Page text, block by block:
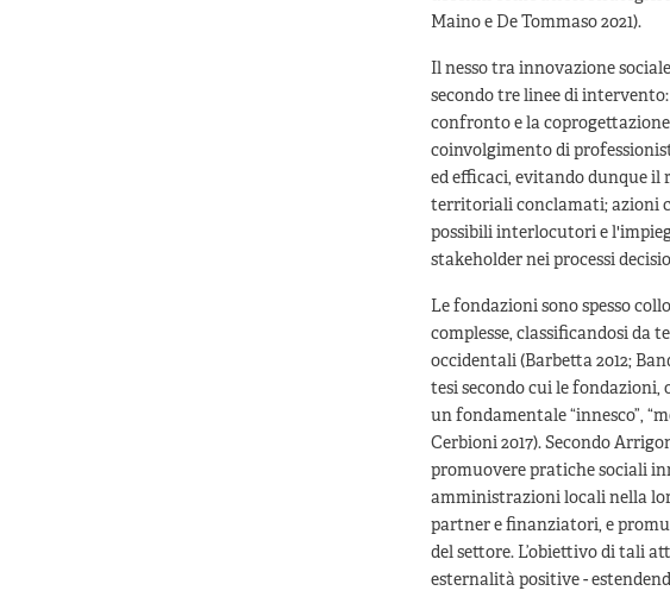
Maino e De Tommaso 2021).
Il nesso tra innovazione
secondo tre linee di
confronto e la
coinvolgimento di
ed efficaci, evitando dunque il
territoriali conclamati; azioni
possibili interlocutori e
stakeholder nei processi
Le fondazioni sono spesso
complesse, classificandosi da
occidentali (Barbetta 2012;
tesi secondo cui le fondazioni,
un fondamentale “innesco”,
Cerbioni 2017). Secondo
promuovere pratiche sociali
amministrazioni locali nella
partner e finanziatori, e
del settore. L’obiettivo di tali
esternalità positive -